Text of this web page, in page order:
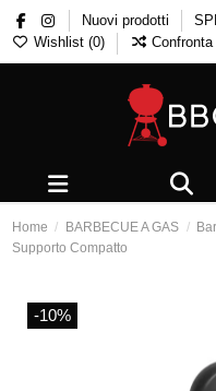
Nuovi prodotti
Wishlist (0) Confronta
Home BARBECUE A GAS
Supporto Compatto
-10%